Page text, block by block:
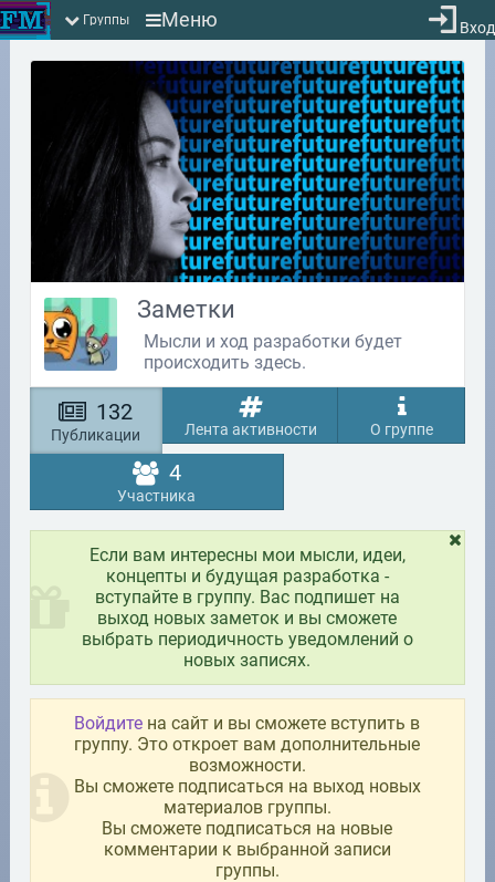
Мысли и ход разработки будет
происходить здесь.
Заметки
132
Публикации Лента активности О группе
4
Участника
Если вам интересны мои мысли, идеи,
концепты и будущая разработка -
вступайте в группу. Вас подпишет на
выход новых заметок и вы сможете
выбрать периодичность уведомлений о
новых записях.
Войдите на сайт и вы сможете вступить в
группу. Это откроет вам дополнительные
возможности.
Вы сможете подписаться на выход новых
материалов группы.
Вы сможете подписаться на новые
комментарии к выбранной записи
группы.
Группы Меню Вход